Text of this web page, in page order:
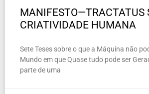
MANIFESTO—TRACTATUS
CRIATIVIDADE HUMANA
Sete Teses sobre o que a Máquina não
Mundo em que Quase tudo pode ser
parte de uma